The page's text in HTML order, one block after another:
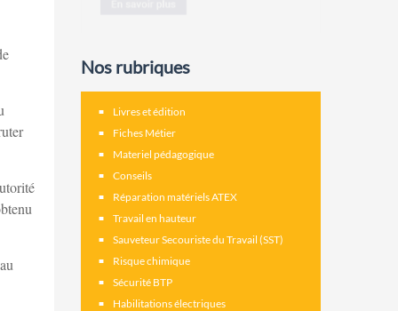
Nos rubriques
Livres et édition
Fiches Métier
Materiel pédagogique
Conseils
Réparation matériels ATEX
Travail en hauteur
Sauveteur Secouriste du Travail (SST)
Risque chimique
Sécurité BTP
Habilitations électriques